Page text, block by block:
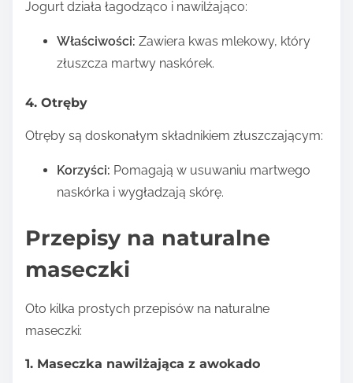
Jogurt działa łagodząco i nawilżająco:
Właściwości: Zawiera kwas mlekowy, który
złuszcza martwy naskórek.
4. Otręby
Otręby są doskonałym składnikiem złuszczającym:
Korzyści: Pomagają w usuwaniu martwego
naskórka i wygładzają skórę.
Przepisy na naturalne
maseczki
Oto kilka prostych przepisów na naturalne
maseczki:
1. Maseczka nawilżająca z awokado